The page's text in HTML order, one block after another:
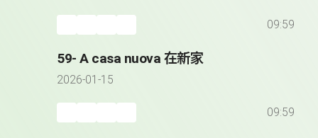
09:59
59- A casa nuova 在新家
2026-01-15
09:59